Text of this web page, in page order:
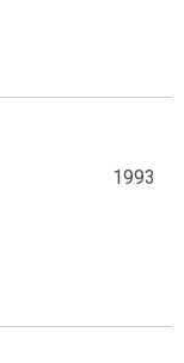
1993